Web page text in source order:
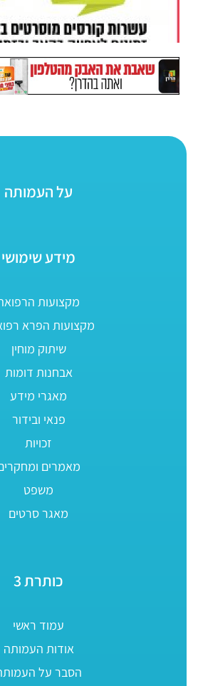
על העמותה
מידע שימושי
מקצועות
מקצועות הפרא
שיתוק מוחין
אבחנות דומות
מאגרי מידע
פנאי ובידור
זכויות
מאמרים
משפט
מאגר סרטים
כותרת 3
עמוד ראשי
אודות העמותה
הסבר על